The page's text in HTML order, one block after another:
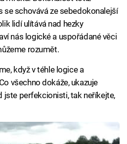
se schovává ze sebedokonalejší
lidí ulítává nad hezky
nás logické a uspořádané věci
rozumět.
když v téhle logice a
všechno dokáže, ukazuje
jste perfekcionisti, tak neříkejte,